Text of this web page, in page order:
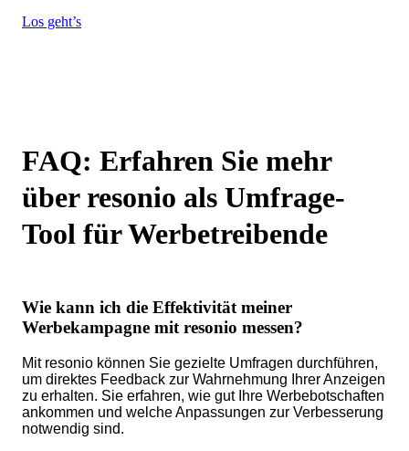
Los geht’s
FAQ: Erfahren Sie mehr
über resonio als Umfrage-
Tool für Werbetreibende
Wie kann ich die Effektivität meiner
Werbekampagne mit resonio messen?
Mit resonio können Sie gezielte Umfragen durchführen,
um direktes Feedback zur Wahrnehmung Ihrer Anzeigen
zu erhalten. Sie erfahren, wie gut Ihre Werbebotschaften
ankommen und welche Anpassungen zur Verbesserung
notwendig sind.